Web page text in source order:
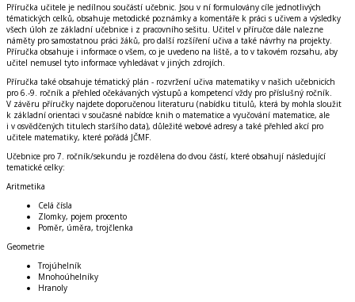
Příručka učitele je nedílnou součástí učebnic. Jsou v ní formulovány cíle jednotlivých
tématických celků, obsahuje metodické poznámky a komentáře k práci s učivem a výsledky
všech úloh ze základní učebnice i z pracovního sešitu . Učitel v příručce dále nalezne
náměty pro samostatnou práci žáků, pro další rozšíření učiva a také návrhy na projekty.
Příručka obsahuje i informace o všem, co je uvedeno na liště, a to v takovém rozsahu, aby
učitel nemusel tyto informace vyhledávat v jiných zdrojích.
Příručka také obsahuje tématický plán - rozvržení učiva matematiky v našich učebnicích
pro 6.-9. ročník a přehled očekávaných výstupů a kompetencí vždy pro příslušný ročník.
V závěru příručky najdete doporučenou literaturu (nabídku titulů, která by mohla sloužit
k základní orientaci v současné nabídce knih o matematice a vyučování matematice, ale
i v osvědčených titulech staršího data), důležité webové adresy a také přehled akcí pro
učitele matematiky, které pořádá JČMF.
Učebnice pro 7. ročník/sekundu je rozdělena do dvou částí, které obsahují následující
tematické celky:
Aritmetika
Celá čísla
Zlomky, pojem procento
Poměr, úměra, trojčlenka
Geometrie
Trojúhelník
Mnohoúhelníky
Hranoly